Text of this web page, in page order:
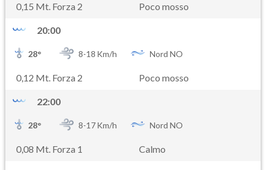
0,15 Mt. Forza 2 Poco mosso
20:00
28° 8-18 Km/h Nord NO
0,12 Mt. Forza 2 Poco mosso
22:00
28° 8-17Km/h Nord NO
0,08 Mt. Forza 1 Calmo